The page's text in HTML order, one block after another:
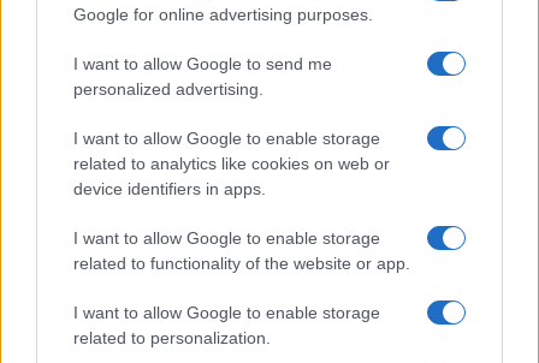
Google for online advertising purposes.
I want to allow Google to send me
personalized advertising.
I want to allow Google to enable storage
related to analytics like cookies on web or
device identifiers in apps.
I want to allow Google to enable storage
related to functionality of the website or app.
I want to allow Google to enable storage
related to personalization.
Reparti aeronavali della Guardia di Finanza: controllo del